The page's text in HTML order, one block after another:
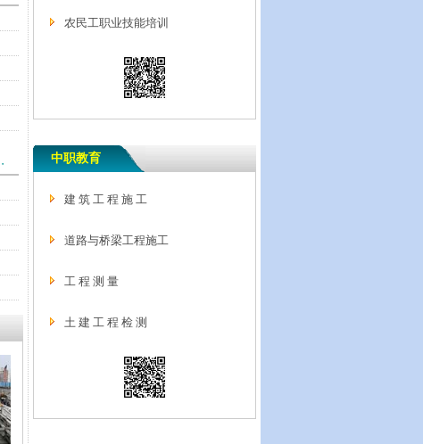
列专业技术职务任职资格评审
学院关于职工工伤保险事故报告及
相关事宜的通知 2016/12/6
关于发放社会保障卡有关问题的通
知 2016/9/27
关于做好2016年度政工专业职称评
审工作的通知 2016/7/15
排的通知 2016/7/5
关于做好2016年专业技术职务任职
培训暨教师资格教育基础理论知识
培训与考试工作的通知 2015/9/18
农民工职业技能培训
中职教育
建 筑 工 程 施 工
道路与桥梁工程施工
工 程 测 量
土 建 工 程 检 测